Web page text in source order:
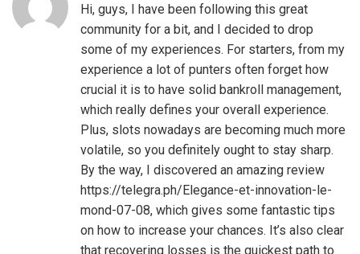
Hi, guys, I have been following this great
community for a bit, and I decided to drop
some of my experiences. For starters, from my
experience a lot of punters often forget how
crucial it is to have solid bankroll management,
which really defines your overall experience.
Plus, slots nowadays are becoming much more
volatile, so you definitely ought to stay sharp.
By the way, I discovered an amazing review
https://telegra.ph/Elegance-et-innovation-le-
mond-07-08, which gives some fantastic tips
on how to increase your chances. It’s also clear
that recovering losses is the quickest path to